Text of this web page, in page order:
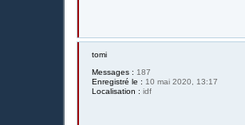
tomi
Messages : 187
Enregistré le : 10 mai 2020, 13:17
Localisation : idf